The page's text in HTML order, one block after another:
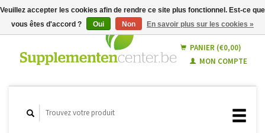
Français
PANIER (€0,00)
MON COMPTE
Veuillez accepter les cookies afin de rendre ce site plus fonctionnel. Est-ce que
vous êtes d'accord ?
Oui Non En savoir plus sur les cookies »